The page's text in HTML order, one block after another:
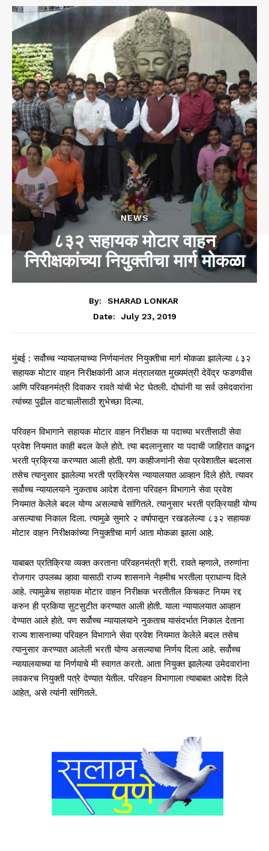
NEWS
८३२ सहायक मोटार वाहन
निरीक्षकांच्या नियुक्तीचा मार्ग मोकळा
By:
SHARAD LONKAR
Date:
July 23, 2019
मुंबई : सर्वोच्च न्यायालयाच्या निर्णयानंतर नियुक्तीचा मार्ग मोकळा झालेल्या ८३२
सहायक मोटार वाहन निरीक्षकांनी आज मंत्रालयात मुख्यमंत्री देवेंद्र फडणवीस
आणि परिवहनमंत्री दिवाकर रावते यांची भेट घेतली. दोघांनी या सर्व उमेदवारांना
त्यांच्या पुढील वाटचालीसाठी शुभेच्छा दिल्या.
परिवहन विभागाने सहायक मोटार वाहन निरीक्षक या पदाच्या भरतीसाठी सेवा
प्रवेश नियमात काही बदल केले होते. त्या बदलानुसार या पदाची जाहिरात काढून
भरती प्रक्रिया करण्यात आली होती. पण काहीजणांनी सेवा प्रवेशातील बदलास
तसेच त्यानुसार झालेल्या भरती प्रक्रियेस न्यायालयात आव्हान दिले होते. त्यावर
सर्वोच्च न्यायालयाने नुकताच आदेश देताना परिवहन विभागाने सेवा प्रवेश
नियमात केलेले बदल योग्य असल्याचे सांगितले. त्यानुसार भरती प्रक्रियाही योग्य
असल्याचा निकाल दिला. त्यामुळे सुमारे २ वर्षापासून रखडलेल्या ८३२ सहायक
मोटार वाहन निरीक्षकांच्या नियुक्तीचा मार्ग आता मोकळा झाला आहे.
याबाबत प्रतिक्रिया व्यक्त करताना परिवहनमंत्री श्री. रावते म्हणाले,तरुणांना
रोजगार उपलब्ध व्हावा यासाठी राज्य शासनाने नेहमीच भरतीला प्राधान्य दिले
आहे. त्यामुळेच सहायक मोटार वाहन निरीक्षक भरतीतील किचकट नियम रद्द
करुन ही प्रकिया सुटसुटीत करण्यात आली होती. याला न्यायालयात आव्हान
देण्यात आले होते. पण सर्वोच्च न्यायालयाने नुकताच यासंदर्भात निकाल देताना
राज्य शासनाच्या परिवहन विभागाने सेवा प्रवेश नियमात केलेले बदल तसेच
त्यानुसार करण्यात आलेली भरती योग्य असल्याचा निर्णय दिला आहे. सर्वोच्च
न्यायालयाच्या या निर्णयाचे मी स्वागत करतो. आता नियुक्त झालेल्या उमेदवारांना
लवकरच नियुक्ती पत्रे देण्यात येतील. परिवहन विभागाला त्याबाबत आदेश दिले
आहेत, असे त्यांनी सांगितले.